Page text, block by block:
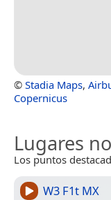
© Stadia Maps,
Copernicus
Lugares
Los puntos
W3 F1t MX